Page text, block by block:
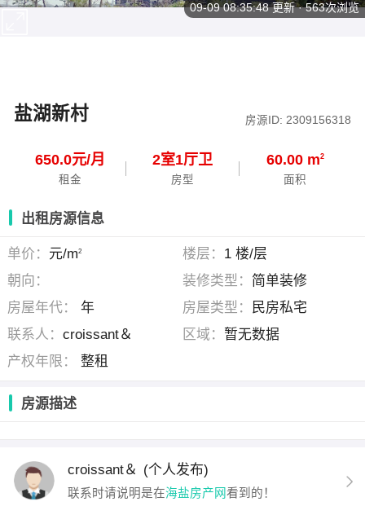
盐湖新村 房源ID: 2309156318
650.0元/月
租金
2室1厅卫
房型
60.00 m2
面积
09-09 08:35:48更新 · 563次浏览
出租房源信息
单价： 元/m2 楼层： 1 楼/层
朝向：
装修类型： 简单装修
房屋年代：
年 房屋类型： 民房私宅
联系人：croissant＆ 区域： 暂无数据
产权年限：
整租
房源描述
croissant＆ (个人发布)
联系时请说明是在海盐房产网看到的！